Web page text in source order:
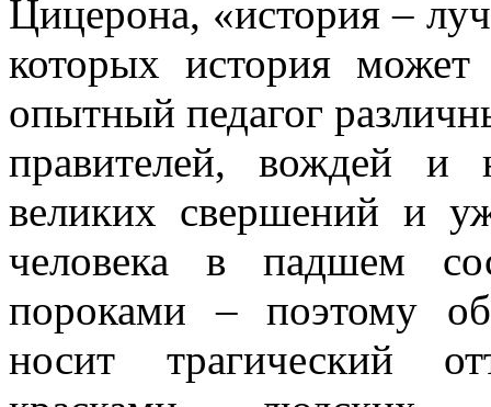
Цицерона, «история –
которых история
опытный педагог
правителей, вождей и
великих свершений и
человека в падшем
пороками – поэтому
носит трагический